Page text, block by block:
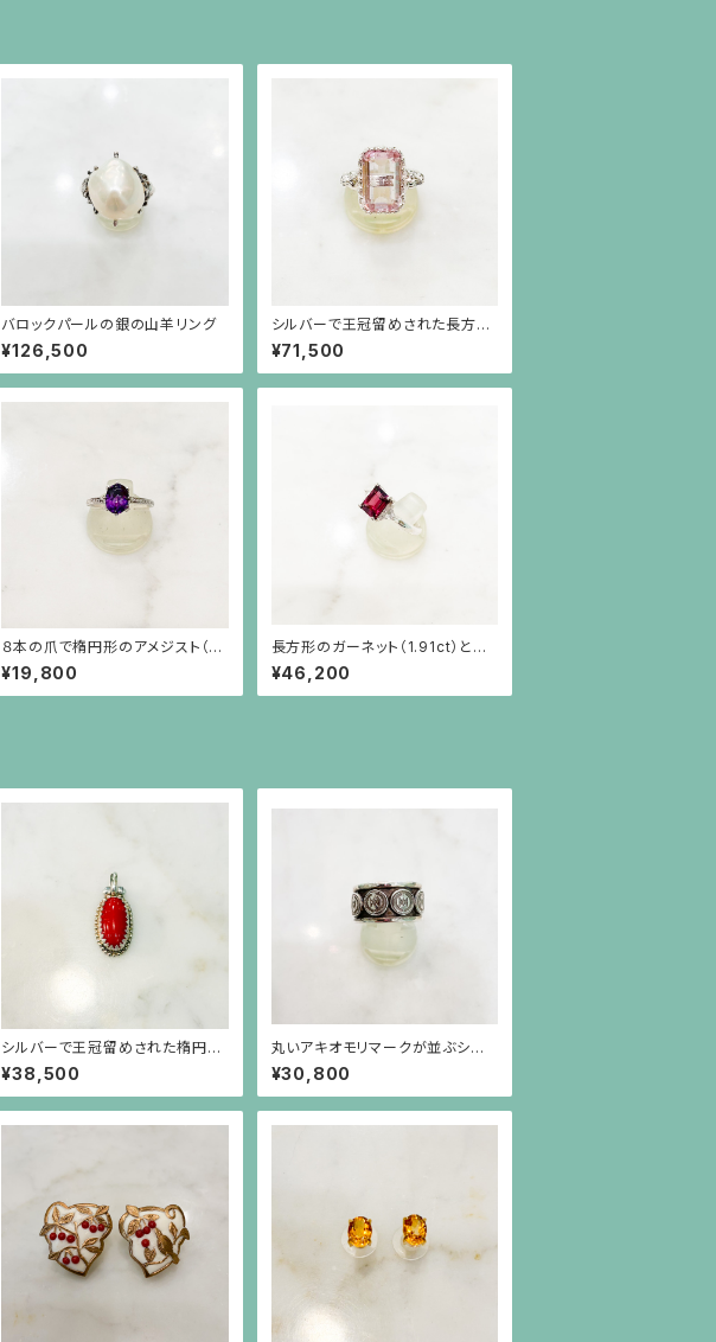
バロックパールの銀の山羊リング
¥126,500
シルバーで王冠留めされた長方形
のクンツァイト（6.73ct）のライオ
ンリング
¥71,500
８本の爪で楕円形のアメジスト（1.
41ct）を留めた彫りの施された細
い腕のシルバーリング
¥19,800
長方形のガーネット（1.91ct）と三
角ホワイトサファイアのシルバー台
リング
¥46,200
シルバーで王冠留めされた楕円形
の赤珊瑚、芥子パールのペンダント
（チェーン別）
¥38,500
丸いアキオモリマークが並ぶシル
バーリング
¥30,800